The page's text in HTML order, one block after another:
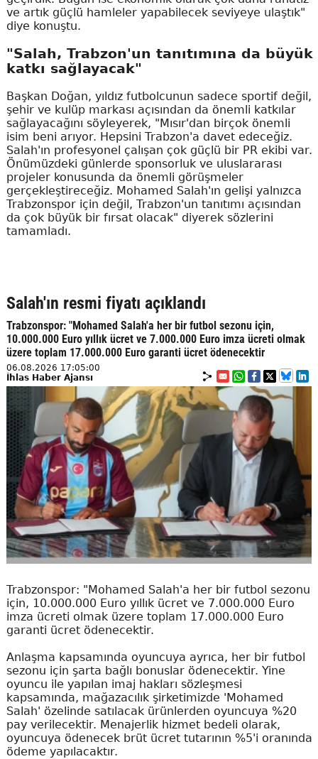
ve artık güçlü hamleler yapabilecek seviyeye ulaştık"
diye konuştu.
"Salah, Trabzon'un tanıtımına da büyük
katkı sağlayacak"
Başkan Doğan, yıldız futbolcunun sadece sportif değil,
şehir ve kulüp markası açısından da önemli katkılar
sağlayacağını söyleyerek, "Mısır'dan birçok önemli
isim beni arıyor. Hepsini Trabzon'a davet edeceğiz.
Salah'ın profesyonel çalışan çok güçlü bir PR ekibi var.
Önümüzdeki günlerde sponsorluk ve uluslararası
projeler konusunda da önemli görüşmeler
gerçekleştireceğiz. Mohamed Salah'ın gelişi yalnızca
Trabzonspor için değil, Trabzon'un tanıtımı açısından
da çok büyük bir fırsat olacak" diyerek sözlerini
tamamladı.
Salah'ın resmi fiyatı açıklandı
Trabzonspor: "Mohamed Salah'a her bir futbol sezonu için,
10.000.000 Euro yıllık ücret ve 7.000.000 Euro imza ücreti olmak
üzere toplam 17.000.000 Euro garanti ücret ödenecektir
06.08.2026 17:05:00
İhlas Haber Ajansı
Trabzonspor: "Mohamed Salah'a her bir futbol sezonu
için, 10.000.000 Euro yıllık ücret ve 7.000.000 Euro
imza ücreti olmak üzere toplam 17.000.000 Euro
garanti ücret ödenecektir.
Anlaşma kapsamında oyuncuya ayrıca, her bir futbol
sezonu için şarta bağlı bonuslar ödenecektir. Yine
oyuncu ile yapılan imaj hakları sözleşmesi
kapsamında, mağazacılık şirketimizde 'Mohamed
Salah' özelinde satılacak ürünlerden oyuncuya %20
pay verilecektir. Menajerlik hizmet bedeli olarak,
oyuncuya ödenecek brüt ücret tutarının %5'i oranında
ödeme yapılacaktır.